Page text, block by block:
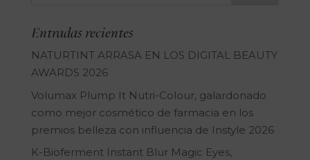
Entradas recientes
NATURTINT ARRASA EN LOS DIGITAL BEAUTY
AWARDS 2026
Volumax Plump It Nutri-Colour, galardonado
como mejor cosmético de farmacia en los
premios belleza con influencia de Instyle 2026
K-Bioferment Instant Blur Magic Eyes,